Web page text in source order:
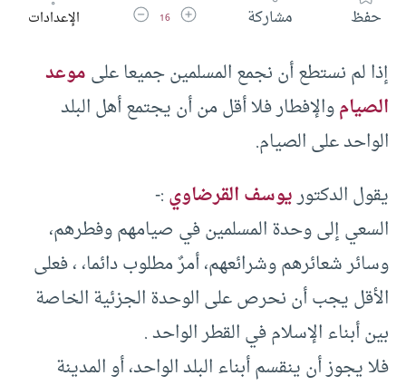
حفظ مشاركة زيادة حجم الخط
16 تقليل حجم الخطالإعدادات
إذا لم نستطع أن نجمع المسلمين جميعا علىموعد
الصياموالإفطار فلا أقل من أن يجتمع أهل البلد
الواحد على الصيام.
يقول الدكتوريوسف القرضاوي:-
السعي إلى وحدة المسلمين في صيامهم وفطرهم،
وسائر شعائرهم وشرائعهم، أمرٌ مطلوب دائما، ، فعلى
الأقل يجب أن نحرص على الوحدة الجزئية الخاصة
بين أبناء الإسلام في القطر الواحد .
فلا يجوز أن ينقسم أبناء البلد الواحد، أو المدينة